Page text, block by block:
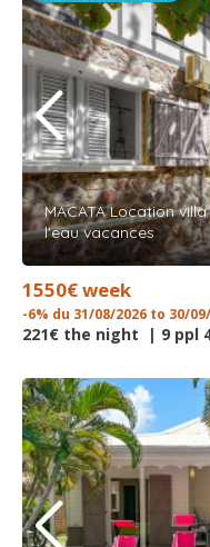
MACATA Location
l'eau vacances
1550€ week
-6% du 31/08/2026 to 30/
221€ the night | 9 ppl